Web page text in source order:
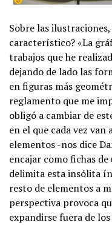
Sobre las
característico? «La
trabajos que he
dejando de lado las
en figuras más
reglamento que me
obligó a cambiar de
en el que cada vez van
elementos -nos dice
encajar como fichas
delimita esta insólita
resto de elementos a
perspectiva provoca
expandirse fuera de